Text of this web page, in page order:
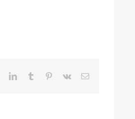
LinkedInTumblr Pinterest
Vk Email: